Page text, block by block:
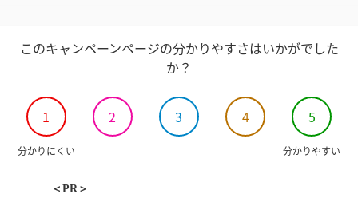
このキャンペーンページの分かりやすさはいかがでした
か？
1 2 3 4 5
分かりにくい 分かりやすい
＜PR＞